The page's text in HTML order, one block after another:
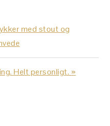
med stout og
Helt personligt. »